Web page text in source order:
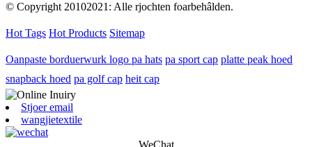
© Copyright 20102021: Alle rjochten foarbehâlden.
Hot Tags Hot Products Sitemap
Oanpaste borduerwurk logo pa hats pa sport cap platte peak hoed
snapback hoed pa golf cap heit cap
Stjoer email
wangjietextile